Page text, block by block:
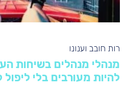
מנהלי מנהלים בשיחות
להיות מעורבים בלי
רות חובב וענונו